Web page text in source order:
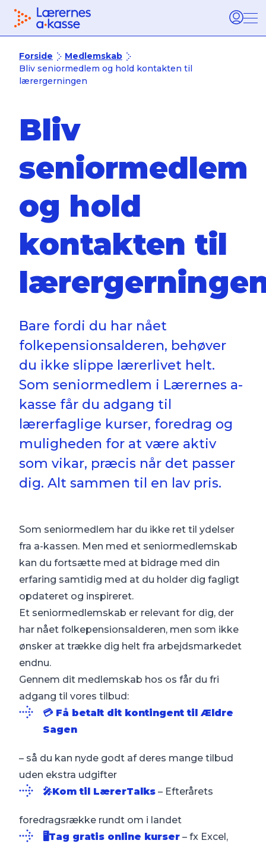
Tilbage til forsiden
Forside
Medlemskab
Bliv seniormedlem og hold kontakten til
lærergerningen
Bliv
seniormedlem
og hold
kontakten til
Bare fordi du har nået
folkepensionsalderen, behøver
du ikke slippe lærerlivet helt.
Som seniormedlem i Lærernes a-
kasse får du adgang til
lærerfaglige kurser, foredrag og
muligheden for at være aktiv
som vikar, præcis når det passer
dig. Alt sammen til en lav pris.
Som seniormedlem har du ikke ret til ydelser
fra a-kassen. Men med et seniormedlemskab
kan du fortsætte med at bidrage med din
erfaring samtidig med at du holder dig fagligt
opdateret og inspireret.
Et seniormedlemskab er relevant for dig, der
har nået folkepensionsalderen, men som ikke
ønsker at trække dig helt fra arbejdsmarkedet
endnu.
Gennem dit medlemskab hos os får du fri
adgang til vores tilbud:
💳 Få betalt dit kontingent til Ældre
Sagen
– så du kan nyde godt af deres mange tilbud
uden ekstra udgifter
🎤Kom til LærerTalks – Efterårets
foredragsrække rundt om i landet
🖥️Tag gratis online kurser – fx Excel,